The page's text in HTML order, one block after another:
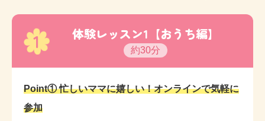
1 体験レッスン1【おうち編】
約30分
Point① 忙しいママに嬉しい！オンラインで気軽に
参加